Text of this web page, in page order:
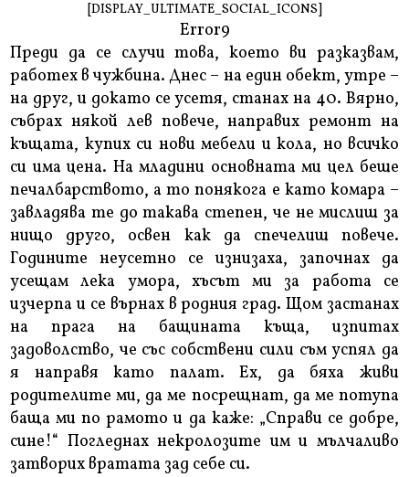
[DISPLAY_ULTIMATE_SOCIAL_ICONS]
Error9
Преди да се случи това, което ви разказвам,
работех в чужбина. Днес – на един обект, утре –
на друг, и докато се усетя, станах на 40. Вярно,
събрах някой лев повече, направих ремонт на
къщата, купих си нови мебели и кола, но всичко
си има цена. На младини основната ми цел беше
печалбарството, а то понякога е като комара –
завладява те до такава степен, че не мислиш за
нищо друго, освен как да спечелиш повече.
Годините неусетно се изнизаха, започнах да
усещам лека умора, хъсът ми за работа се
изчерпа и се върнах в родния град. Щом застанах
на прага на бащината къща, изпитах
задоволство, че със собствени сили съм успял да
я направя като палат. Ех, да бяха живи
родителите ми, да ме посрещнат, да ме потупа
баща ми по рамото и да каже: „Справи се добре,
сине!“ Погледнах некролозите им и мълчаливо
затворих вратата зад себе си.